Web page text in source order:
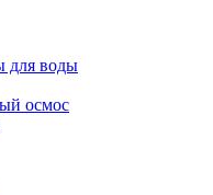
для воды
осмос